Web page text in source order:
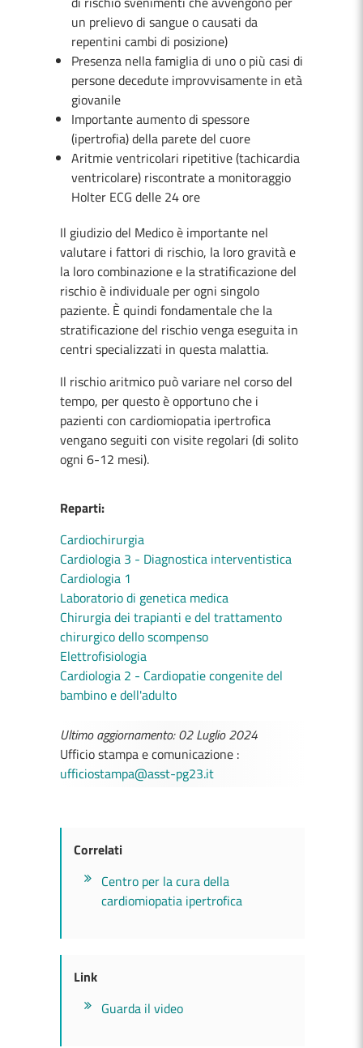
un prelievo di sangue o causati da
repentini cambi di posizione)
Presenza nella famiglia di uno o più casi di
persone decedute improvvisamente in età
giovanile
Importante aumento di spessore
(ipertrofia) della parete del cuore
Aritmie ventricolari ripetitive (tachicardia
ventricolare) riscontrate a monitoraggio
Holter ECG delle 24 ore
Il giudizio del Medico è importante nel
valutare i fattori di rischio, la loro gravità e
la loro combinazione e la stratificazione del
rischio è individuale per ogni singolo
paziente. È quindi fondamentale che la
stratificazione del rischio venga eseguita in
centri specializzati in questa malattia.
Il rischio aritmico può variare nel corso del
tempo, per questo è opportuno che i
pazienti con cardiomiopatia ipertrofica
vengano seguiti con visite regolari (di solito
ogni 6-12 mesi).
Reparti:
Cardiochirurgia
Cardiologia 3 - Diagnostica interventistica
Cardiologia 1
Laboratorio di genetica medica
Chirurgia dei trapianti e del trattamento
chirurgico dello scompenso
Elettrofisiologia
Cardiologia 2 - Cardiopatie congenite del
bambino e dell'adulto
Ultimo aggiornamento: 02 Luglio 2024
Ufficio stampa e comunicazione :
ufficiostampa@asst-pg23.it
Correlati
Centro per la cura della
cardiomiopatia ipertrofica
Link
Guarda il video